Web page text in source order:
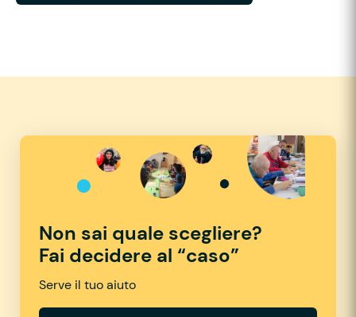
Non sai quale scegliere?
Fai decidere al “caso”
Serve il tuo aiuto